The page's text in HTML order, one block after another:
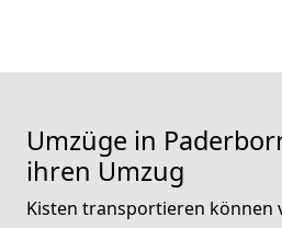
Umzüge in
ihren Umzug
Kisten transportieren können